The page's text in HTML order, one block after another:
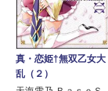
真・恋姫†無双乙女大
乱（２）